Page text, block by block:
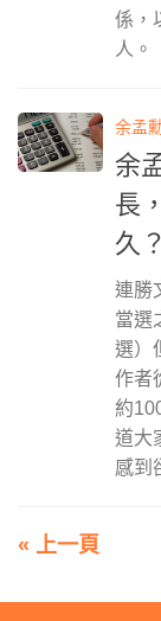
係，
人。
余孟
余
長
久？
連勝
當選
選）
作者
約
道大
感到
« 上一頁